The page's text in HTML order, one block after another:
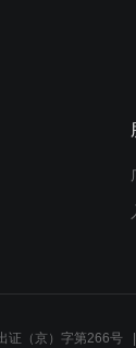
证（京）字第266号